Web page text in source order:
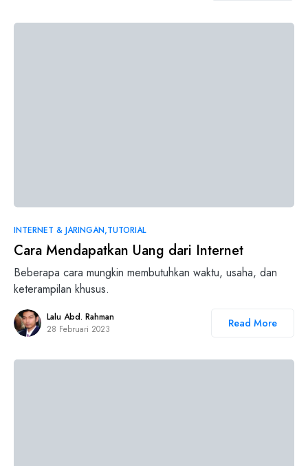
INTERNET & JARINGAN TUTORIAL
Cara Mendapatkan Uang dari Internet
Beberapa cara mungkin membutuhkan waktu, usaha, dan
keterampilan khusus.
Lalu Abd. Rahman
28 Februari 2023
Read More